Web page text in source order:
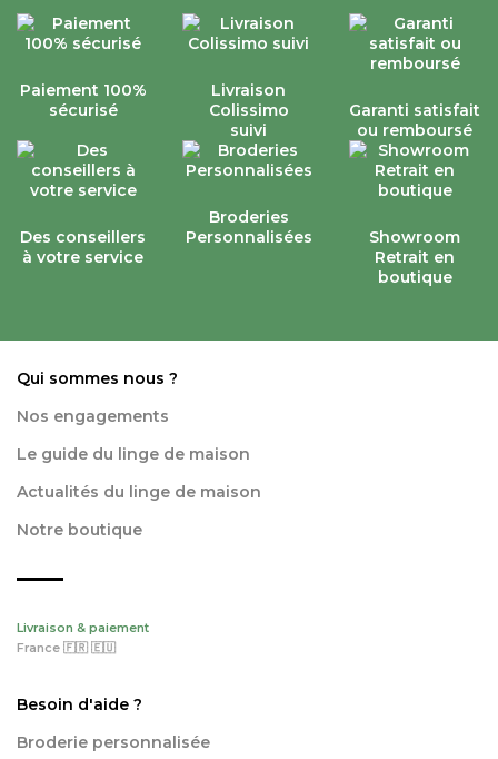
Paiement 100%
sécurisé
Livraison
Colissimo
suivi
Garanti satisfait
ou remboursé
Des conseillers
à votre service
Broderies
Personnalisées
Showroom
Retrait en
boutique
Qui sommes nous ?
Nos engagements
Le guide du linge de maison
Actualités du linge de maison
Notre boutique
Livraison & paiement
France 🇫🇷 🇪🇺
Besoin d'aide ?
Broderie personnalisée